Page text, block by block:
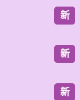
新
新
新